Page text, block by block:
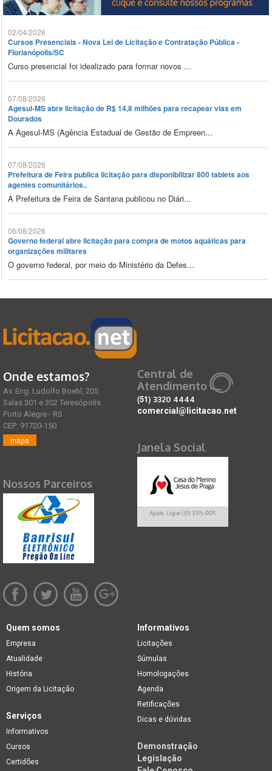
02/04/2026
Cursos Presenciais - Nova Lei de Licitação e Contratação Pública -
Florianópolis/SC
Curso presencial foi idealizado para formar novos ...
07/08/2026
Agesul-MS abre licitação de R$ 14,8 milhões para recapear vias em
Dourados
A Agesul-MS (Agência Estadual de Gestão de Empreen...
07/08/2026
Prefeitura de Feira publica licitação para disponibilizar 800 tablets aos
agentes comunitários..
A Prefeitura de Feira de Santana publicou no Diári...
06/08/2026
Governo federal abre licitação para compra de motos aquáticas para
organizações militares
O governo federal, por meio do Ministério da Defes...
Onde estamos?
Av. Eng. Ludolfo Boehl, 205
Salas 301 e 302 Teresópolis
Porto Alegre - RS
CEP: 91720-150
mapa
Nossos Parceiros
Central de
Atendimento
(51) 3320 4444
comercial@licitacao.net
Janela Social
Quem somos
Empresa
Atualidade
História
Origem da Licitação
Informativos
Licitações
Súmulas
Homologações
Agenda
Retificações
Dicas e dúvidas
Serviços
Informativos
Cursos
Certidões
Demonstração
Legislação